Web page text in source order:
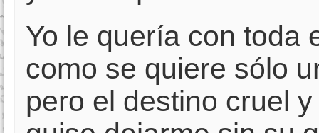
Yo le quería con toda
como se quiere sólo
pero el destino cruel